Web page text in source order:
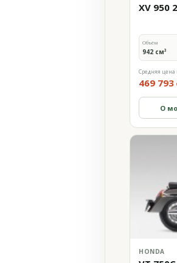
XV 950
Объём
942 см³
Средняя цена
469 793
О
HONDA